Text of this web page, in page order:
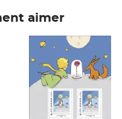
aimer
Prix 7,50€